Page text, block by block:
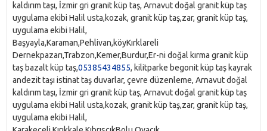
kaldırım taşı, İzmir gri granit küp taş, Arnavut doğal granit küp taş
uygulama ekibi Halil usta,kozak, granit küp taş,zar, granit küp taş,
uygulama ekibi Halil,
Başyayla,Karaman,Pehlivan,köyKırklareli
Dernekpazarı,Trabzon,Kemer,Burdur,Er-ni doğal kırma granit küp
taş bazalt küp taş,05385434855, kilitparke begonit küp taş kayrak
andezit taşı istinat taş duvarlar, çevre düzenleme, Arnavut doğal
kaldırım taşı, İzmir gri granit küp taş, Arnavut doğal granit küp taş
uygulama ekibi Halil usta,kozak, granit küp taş,zar, granit küp taş,
uygulama ekibi Halil,